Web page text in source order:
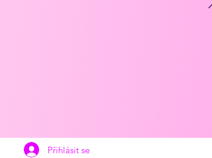
Přihlásit se